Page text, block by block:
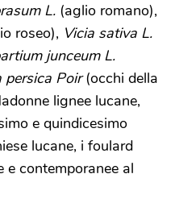
L. (aglio romano),
roseo), Vicia sativa L.
junceum L.
persica Poir(occhi della
lignee lucane,
e quindicesimo
lucane, i foulard
contemporanee al